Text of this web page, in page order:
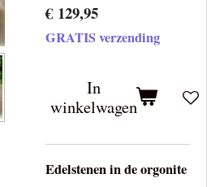
€ 129,95
GRATIS verzending
In
winkelwagen
Edelstenen in de orgonite